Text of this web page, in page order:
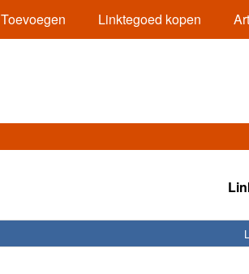
Toevoegen Linktegoed kopen